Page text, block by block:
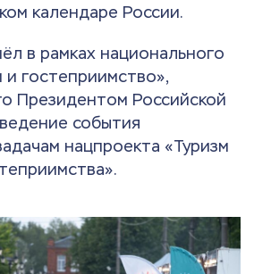
календаре России.
в рамках национального
и гостеприимство»,
Президентом Российской
события
нацпроекта «Туризм